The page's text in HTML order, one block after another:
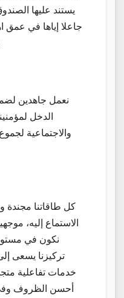
يستند عليها
جاعلا إياها في عمق
نعمل جاهدين
الدخل
والاجتماعية لجموع
كل طاقاتنا مجندة
الاستماع إليه،
نكون في
تركيزنا يسعى
خدمات تفاعلية
أحسن الظروف